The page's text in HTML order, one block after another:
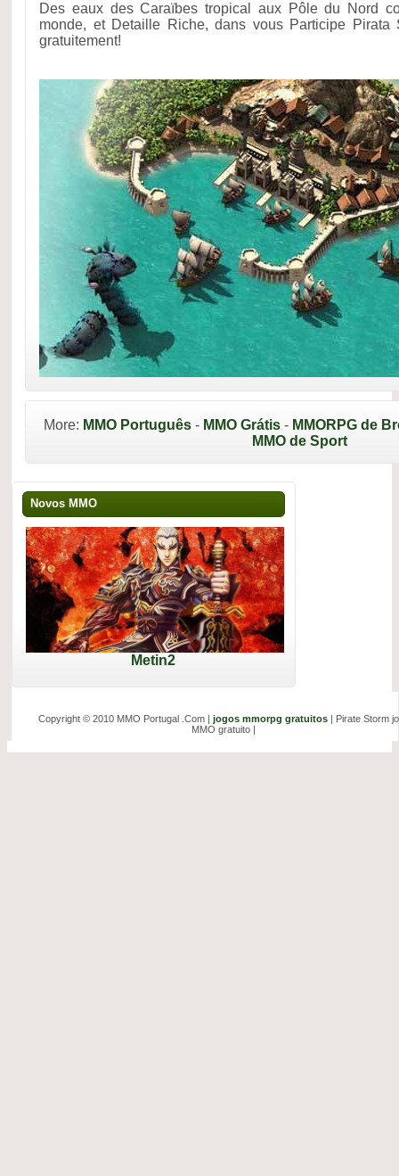
Des eaux des Caraïbes tropical aux Pôle du Nord
monde, et Detaille Riche, dans vous Participe Pirata
gratuitement!
More: MMO Português- MMO Grátis- MMORPG de
MMO de Sport
Novos MMO
Metin2
Copyright © 2010 MMO Portugal .Com | jogos mmorpg gratuitos| Pirate Storm
MMO gratuito |